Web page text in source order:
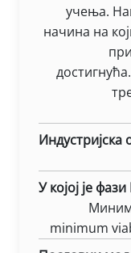
учења.
начина на
Индустријска
У којој је
minimum